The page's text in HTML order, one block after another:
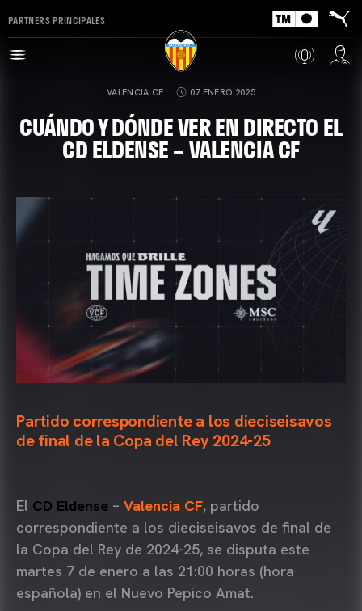
PARTNERS PRINCIPALES
VALENCIA CF 07 ENERO 2025
CUÁNDO Y DÓNDE VER EN DIRECTO EL
CD ELDENSE – VALENCIA CF
Partido correspondiente a los dieciseisavos
de final de la Copa del Rey 2024-25
El CD Eldense – Valencia CF, partido
correspondiente a los dieciseisavos de final de
la Copa del Rey de 2024-25, se disputa este
martes 7 de enero a las 21:00 horas (hora
española) en el Nuevo Pepico Amat.